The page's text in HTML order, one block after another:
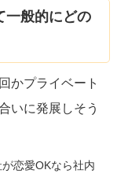
一般的にどの
かプライベート
いに発展しそう
恋愛OKなら社内